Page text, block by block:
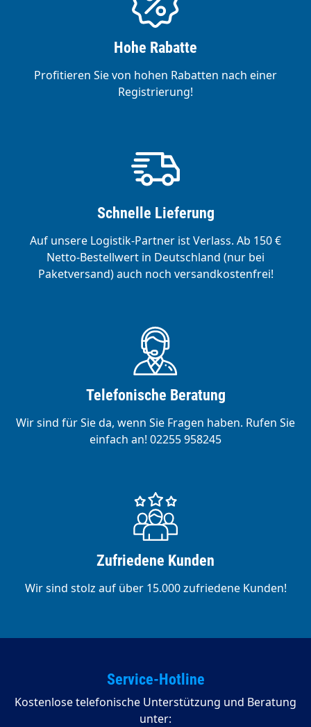
Hohe Rabatte
Profitieren Sie von hohen Rabatten nach einer
Registrierung!
Schnelle Lieferung
Auf unsere Logistik-Partner ist Verlass. Ab 150 €
Netto-Bestellwert in Deutschland (nur bei
Paketversand) auch noch versandkostenfrei!
Telefonische Beratung
Wir sind für Sie da, wenn Sie Fragen haben. Rufen Sie
einfach an! 02255 958245
Zufriedene Kunden
Wir sind stolz auf über 15.000 zufriedene Kunden!
Service-Hotline
Kostenlose telefonische Unterstützung und Beratung
unter: